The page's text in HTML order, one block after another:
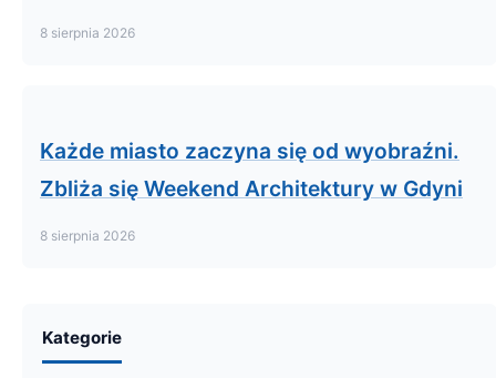
8 sierpnia 2026
Każde miasto zaczyna się od wyobraźni.
Zbliża się Weekend Architektury w Gdyni
8 sierpnia 2026
Kategorie